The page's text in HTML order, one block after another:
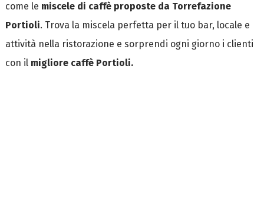
come le miscele di caffè proposte da Torrefazione
Portioli. Trova la miscela perfetta per il tuo bar, locale e
attività nella ristorazione e sorprendi ogni giorno i clienti
con il migliore caffè Portioli.